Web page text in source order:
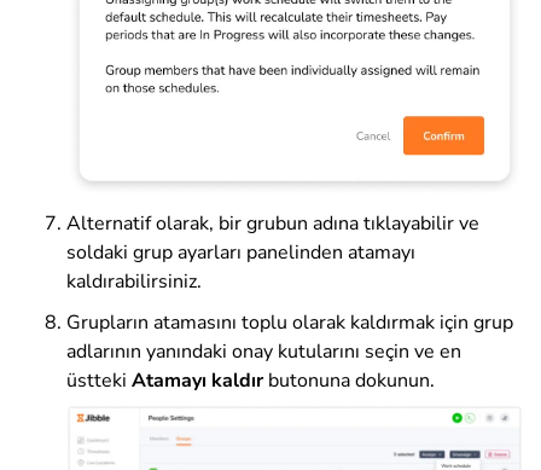
Alternatif olarak, bir grubun adına tıklayabilir ve
soldaki grup ayarları panelinden atamayı
kaldırabilirsiniz.
Grupların atamasını toplu olarak kaldırmak için grup
adlarının yanındaki onay kutularını seçin ve en
üstteki Atamayı kaldırbutonuna dokunun.